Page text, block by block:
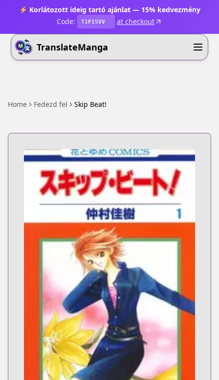
⚡ Korlátozott ideig tartó ajánlat — 15% kedvezmény
Code:
T1P15VV at checkout
TranslateManga
Home Fedezd fel Skip Beat!